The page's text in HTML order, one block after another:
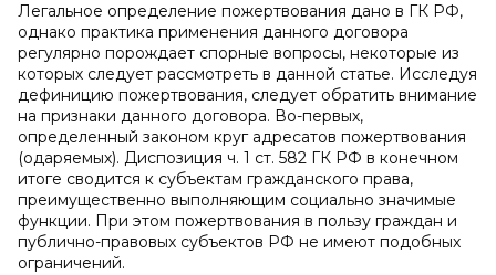
Легальное определение пожертвования дано в ГК РФ,
однако практика применения данного договора
регулярно порождает спорные вопросы, некоторые из
которых следует рассмотреть в данной статье. Исследуя
дефиницию пожертвования, следует обратить внимание
на признаки данного договора. Во-первых,
определенный законом круг адресатов пожертвования
(одаряемых). Диспозиция ч. 1 ст. 582 ГК РФ в конечном
итоге сводится к субъектам гражданского права,
преимущественно выполняющим социально значимые
функции. При этом пожертвования в пользу граждан и
публично-правовых субъектов РФ не имеют подобных
ограничений.